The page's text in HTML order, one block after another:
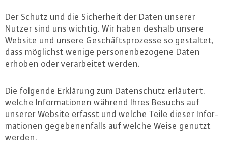
Der Schutz und die Si­cher­heit der Daten unserer
Nutzer sind uns wichtig. Wir haben deshalb unsere
Website und unsere Ge­schäfts­pro­zes­se so gestaltet,
dass möglichst wenige per­so­nen­be­zo­ge­ne Daten
erhoben oder ver­ar­bei­tet werden.
Die folgende Erklärung zum Da­ten­schutz erläutert,
welche In­for­ma­tio­nen während Ihres Besuchs auf
unserer Website erfasst und welche Teile dieser In­for­
ma­tio­nen ge­ge­be­nen­falls auf welche Weise genutzt
werden.